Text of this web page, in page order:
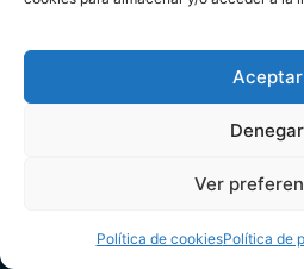
Aceptar
Denegar
Ver
Política de cookiesPolítica de
desaparecer